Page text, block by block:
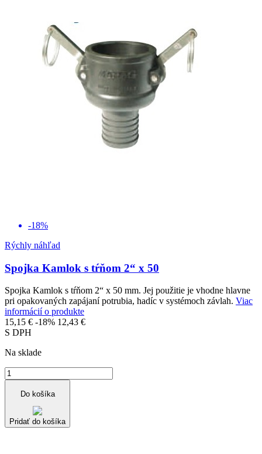
-18%
Rýchly náhľad
Spojka Kamlok s tŕňom 2“ x 50
Spojka Kamlok s tŕňom 2“ x 50 mm. Jej použitie je vhodne hlavne
pri opakovaných zapájaní potrubia, hadíc v systémoch závlah. Viac
informácií o produkte
15,15 € -18% 12,43 €
S DPH
Na sklade
Do košíka
Pridať do košíka